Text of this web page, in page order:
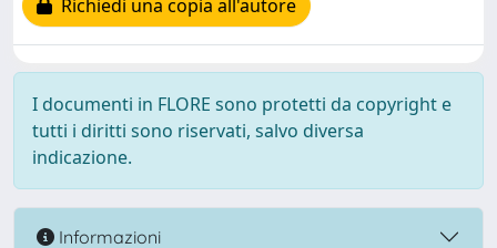
Richiedi una copia all'autore
I documenti in FLORE sono protetti da copyright e
tutti i diritti sono riservati, salvo diversa
indicazione.
Informazioni